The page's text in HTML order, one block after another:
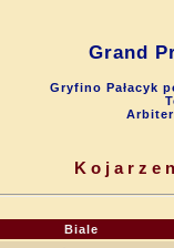
Grand
Gryfino Pałacyk
Biale